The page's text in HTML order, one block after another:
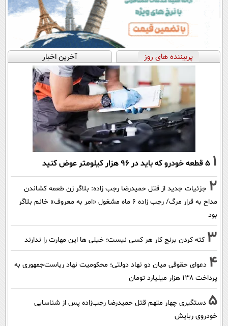
پربیننده های روز آخرین اخبار
1 ۵ قطعه خودرو که باید در ۹۶ هزار کیلومتر عوض کنید
2 جزئیات جدید از قتل حمیدرضا رجب زاده: بلاگر زن طعمه کشاندن
مداح به قرار مرگ/ رجب زاده 6 ماه مشغول «امر به معروف» خانم بلاگر
بود
3 کته کردن برنج کار هر کسی نیست؛ خیلی ها این مهارت را ندارند
4 دعوای حقوقی میان دو نهاد دولتی؛ محکومیت نهاد ریاست‌جمهوری به
پرداخت ۱۳۸ هزار میلیارد تومان
5 دستگیری چهار متهم قتل حمیدرضا رجب‌زاده پس از شناسایی
خودروی ربایش